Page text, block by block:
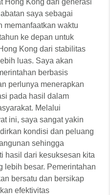
saya sebagai
memanfaatkan waktu
ke depan untuk
Kong dari stabilitas
luas. Saya akan
berbasis
perlunya menerapkan
pada hasil dalam
Melalui
ini, saya sangat yakin
kondisi dan peluang
sehingga
hasil dari kesuksesan kita
lebih besar. Pemerintahan
bersatu dan bersikap
efektivitas